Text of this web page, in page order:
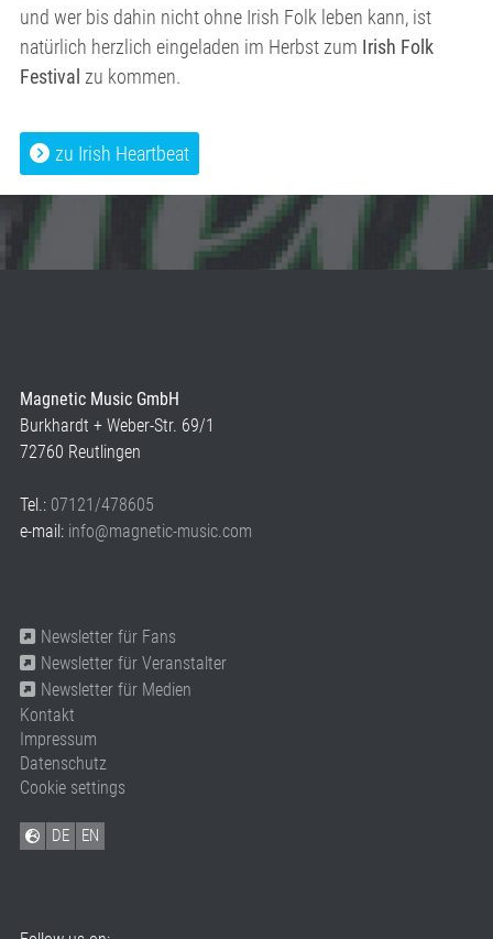
und wer bis dahin nicht ohne Irish Folk leben kann, ist
natürlich herzlich eingeladen im Herbst zum Irish Folk
Festival zu kommen.
zu Irish Heartbeat
Magnetic Music GmbH
Burkhardt + Weber-Str. 69/1
72760 Reutlingen
Tel.: 07121/478605
e-mail: info@magnetic-music.com
Newsletter für Fans
Newsletter für Veranstalter
Newsletter für Medien
Kontakt
Impressum
Datenschutz
Cookie settings
DE EN